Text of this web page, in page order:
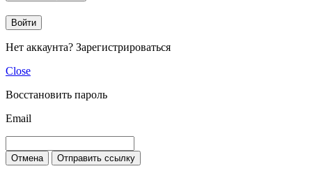
Войти
Нет аккаунта? Зарегистрироваться
Close
Восстановить пароль
Email
Отмена Отправить ссылку